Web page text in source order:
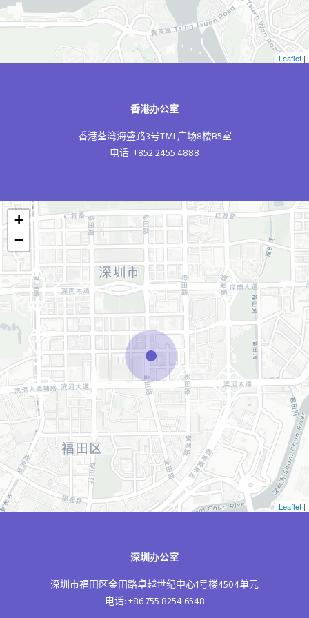
Leaflet |
香港办公室
香港荃湾海盛路3号TML广场8楼B5室
电话: +852 2455 4888
+
−
Leaflet |
深圳办公室
深圳市福田区金田路卓越世纪中心1号楼4504单元
电话: +86 755 8254 6548